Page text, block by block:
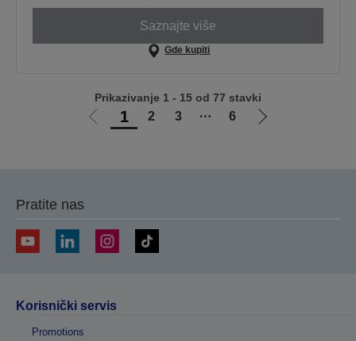
Saznajte više
Gde kupiti
Idi
1 2 3 ⋯ 6
Idi
Prikazivanje 1 - 15 od 77 stavki
Pratite nas
Korisnički servis
Promotions